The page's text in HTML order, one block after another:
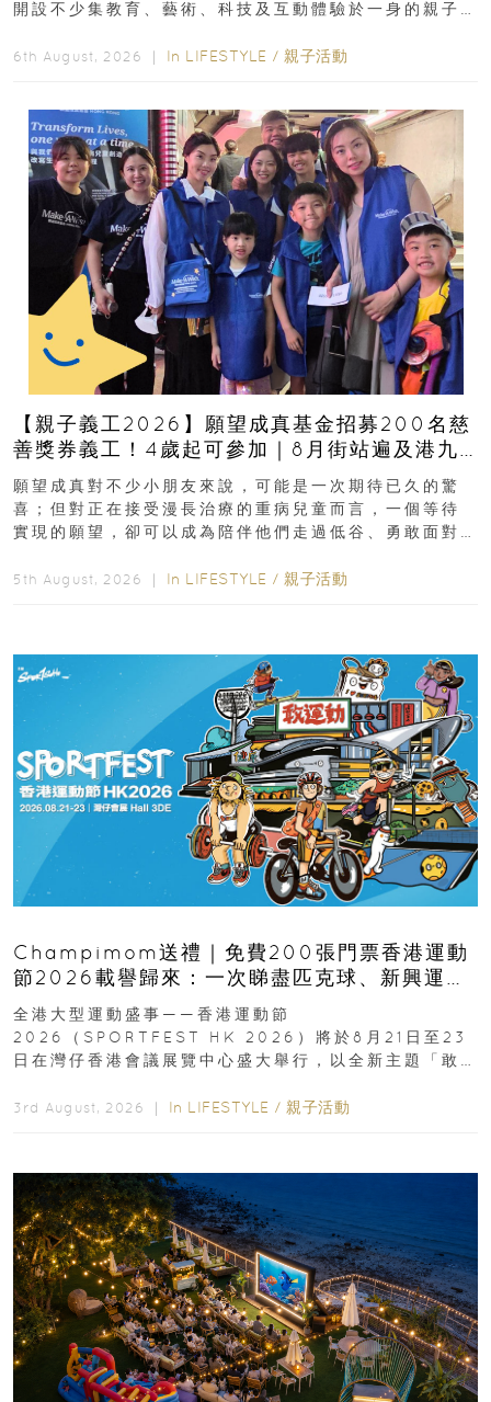
開設不少集教育、藝術、科技及互動體驗於一身的親子
6th August, 2026 ｜ In LIFESTYLE / 親子活動
【親子義工2026】願望成真基金招募200名慈
善獎券義工！4歲起可參加｜8月街站遍及港九
新界
願望成真對不少小朋友來說，可能是一次期待已久的驚
喜；但對正在接受漫長治療的重病兒童而言，一個等待
實現的願望，卻可以成為陪伴他們走過低谷、勇敢面對
5th August, 2026 ｜ In LIFESTYLE / 親子活動
Champimom送禮｜免費200張門票香港運動
節2026載譽歸來：一次睇盡匹克球、新興運
動、街舞比賽＋逾百運動品牌展覽
全港大型運動盛事——香港運動節
2026（SPORTFEST HK 2026）將於8月21日至23
日在灣仔香港會議展覽中心盛大舉行，以全新主題「敢
3rd August, 2026 ｜ In LIFESTYLE / 親子活動